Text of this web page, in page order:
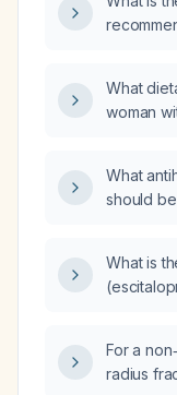
What
woman
What
should
ejection
What is
For a
radius